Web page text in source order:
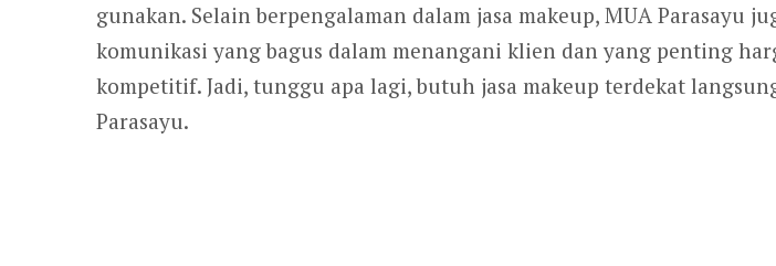
gunakan. Selain berpengalaman dalam jasa makeup, MUA Parasayu
komunikasi yang bagus dalam menangani klien dan yang penting
kompetitif. Jadi, tunggu apa lagi, butuh jasa makeup terdekat
Parasayu.